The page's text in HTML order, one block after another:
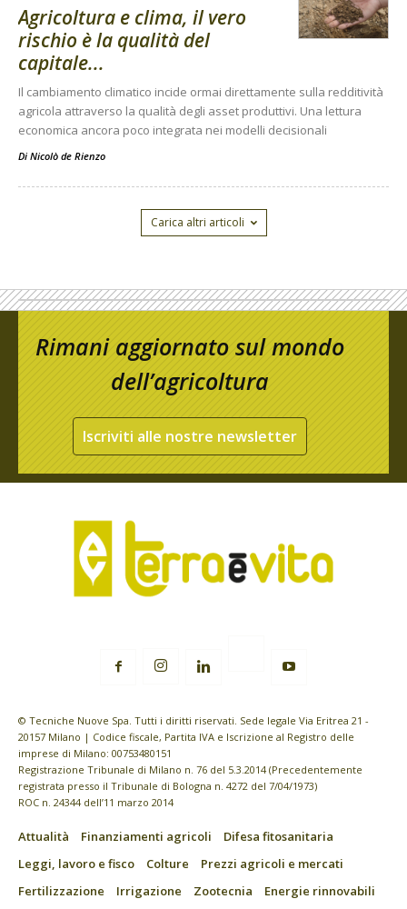
Agricoltura e clima, il vero
rischio è la qualità del
capitale...
Il cambiamento climatico incide ormai direttamente sulla redditività
agricola attraverso la qualità degli asset produttivi. Una lettura
economica ancora poco integrata nei modelli decisionali
Di Nicolò de Rienzo
Carica altri articoli
Rimani aggiornato sul mondo
dell’agricoltura
Iscriviti alle nostre newsletter
© Tecniche Nuove Spa. Tutti i diritti riservati. Sede legale Via Eritrea 21 -
20157 Milano | Codice fiscale, Partita IVA e Iscrizione al Registro delle
imprese di Milano: 00753480151
Registrazione Tribunale di Milano n. 76 del 5.3.2014 (Precedentemente
registrata presso il Tribunale di Bologna n. 4272 del 7/04/1973)
ROC n. 24344 dell’11 marzo 2014
Attualità Finanziamenti agricoli
Difesa fitosanitaria
Leggi, lavoro e fisco
Colture
Prezzi agricoli e mercati
Fertilizzazione
Irrigazione Zootecnia
Energie rinnovabili